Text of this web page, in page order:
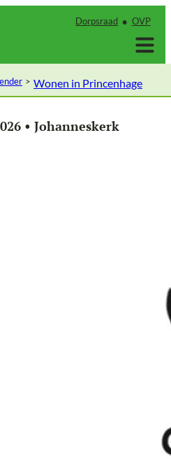
Dorpsraad OVP
Wonen in Princenhage
• Johanneskerk